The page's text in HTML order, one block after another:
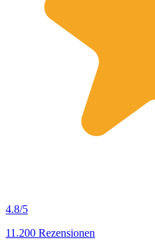
4.8/5
11.200 Rezensionen